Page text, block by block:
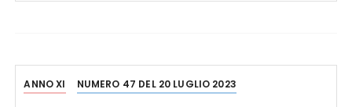
ANNO XI NUMERO 47 DEL 20 LUGLIO 2023